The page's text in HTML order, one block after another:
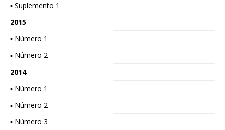
▪ Suplemento 1
2015
▪ Número 1
▪ Número 2
2014
▪ Número 1
▪ Número 2
▪ Número 3